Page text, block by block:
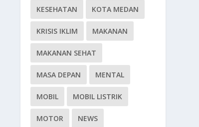
KESEHATAN KOTA MEDAN
KRISIS IKLIM MAKANAN
MAKANAN SEHAT
MASA DEPAN MENTAL
MOBIL MOBIL LISTRIK
MOTOR NEWS